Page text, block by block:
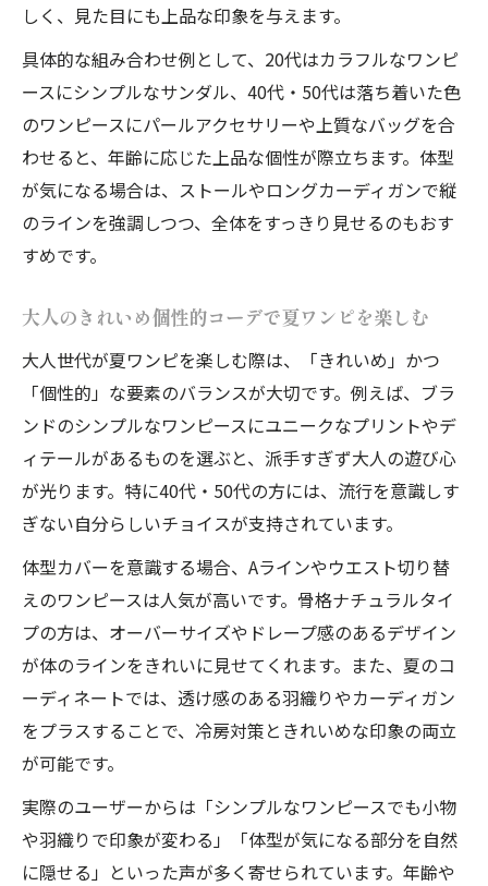
しく、見た目にも上品な印象を与えます。
具体的な組み合わせ例として、20代はカラフルなワンピ
ースにシンプルなサンダル、40代・50代は落ち着いた色
のワンピースにパールアクセサリーや上質なバッグを合
わせると、年齢に応じた上品な個性が際立ちます。体型
が気になる場合は、ストールやロングカーディガンで縦
のラインを強調しつつ、全体をすっきり見せるのもおす
すめです。
大人のきれいめ個性的コーデで夏ワンピを楽しむ
大人世代が夏ワンピを楽しむ際は、「きれいめ」かつ
「個性的」な要素のバランスが大切です。例えば、ブラ
ンドのシンプルなワンピースにユニークなプリントやデ
ィテールがあるものを選ぶと、派手すぎず大人の遊び心
が光ります。特に40代・50代の方には、流行を意識しす
ぎない自分らしいチョイスが支持されています。
体型カバーを意識する場合、Aラインやウエスト切り替
えのワンピースは人気が高いです。骨格ナチュラルタイ
プの方は、オーバーサイズやドレープ感のあるデザイン
が体のラインをきれいに見せてくれます。また、夏のコ
ーディネートでは、透け感のある羽織りやカーディガン
をプラスすることで、冷房対策ときれいめな印象の両立
が可能です。
実際のユーザーからは「シンプルなワンピースでも小物
や羽織りで印象が変わる」「体型が気になる部分を自然
に隠せる」といった声が多く寄せられています。年齢や